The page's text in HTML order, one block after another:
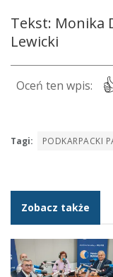
Tekst: Monika
Lewicki
Tagi: PODKARPACKI
Zobacz także